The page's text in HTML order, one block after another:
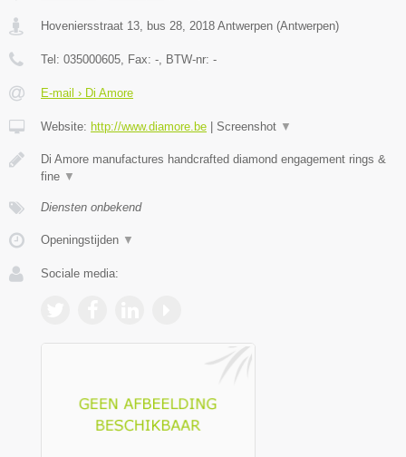
Hoveniersstraat 13, bus 28 2018 Antwerpen (Antwerpen)
Tel: 035000605 , Fax: - , BTW-nr: -
E-mail › Di Amore
Website: http://www.diamore.be | Screenshot ▼
Di Amore manufactures handcrafted diamond engagement rings &
fine ▼
Diensten onbekend
Openingstijden ▼
Sociale media: